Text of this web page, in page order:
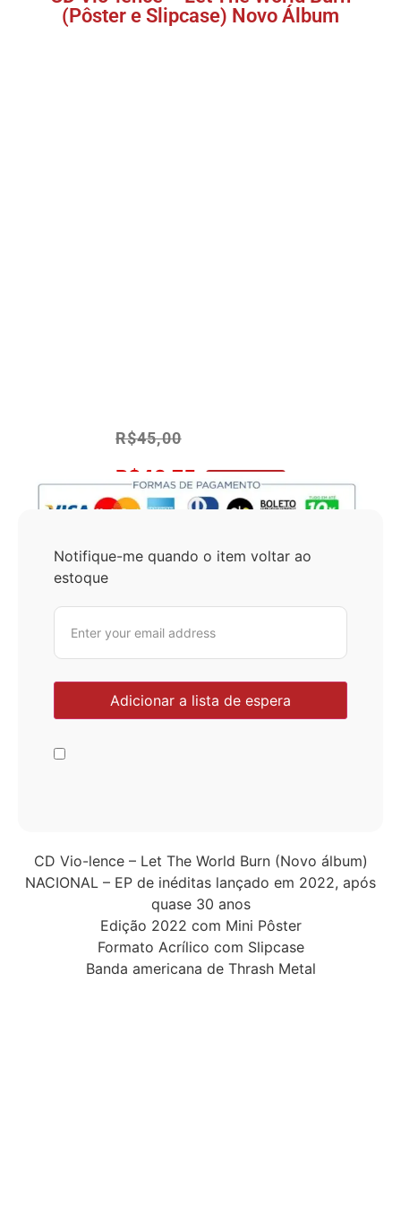
(Pôster e Slipcase) Novo Álbum
R$45,00
R$42,75 No Pix 5% OFF
Notifique-me quando o item voltar ao
estoque
CD Vio-lence – Let The World Burn (Novo álbum)
NACIONAL – EP de inéditas lançado em 2022, após
quase 30 anos
Edição 2022 com Mini Pôster
Formato Acrílico com Slipcase
Banda americana de Thrash Metal